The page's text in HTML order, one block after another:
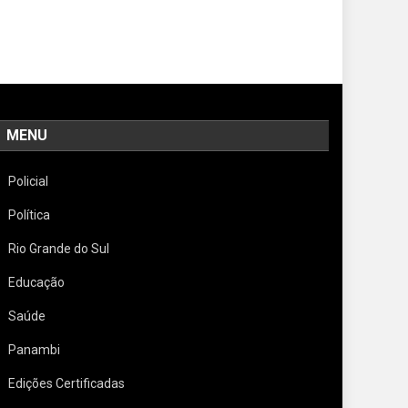
MENU
Policial
Política
Rio Grande do Sul
Educação
Saúde
Panambi
Edições Certificadas